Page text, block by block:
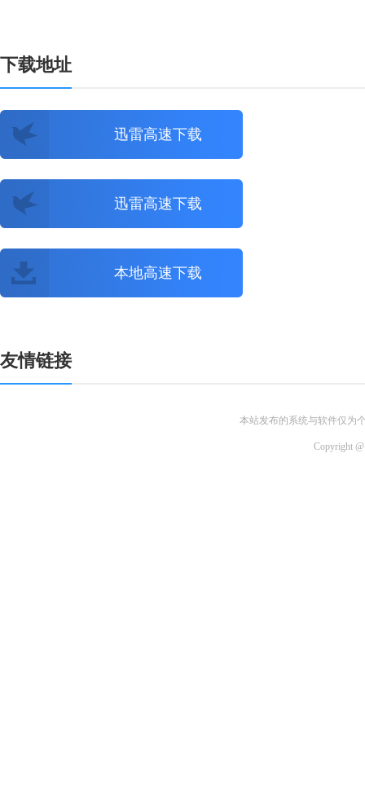
下载地址
迅雷高速下载
迅雷高速下载
本地高速下载
友情链接
本站发布的系统与软件仅为
Copyright